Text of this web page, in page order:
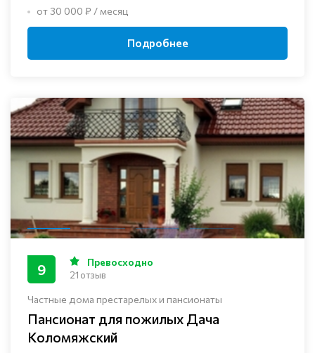
от 30 000 ₽ / месяц
Подробнее
Частные дома престарелых и пансионаты
Пансионат для пожилых Дача
Коломяжский
9 Превосходно
21 отзыв